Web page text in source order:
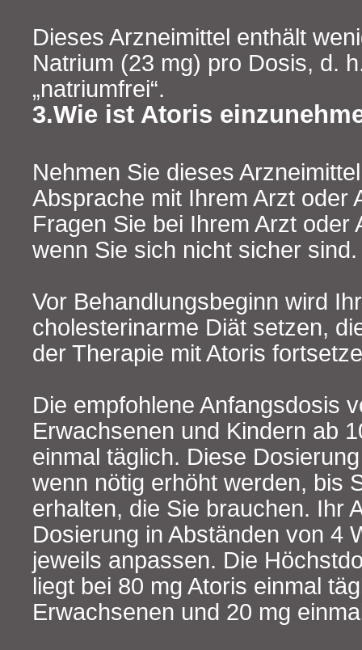
Dieses Arzneimittel enthält
Natrium (23 mg) pro Dosis, d.
„natriumfrei“.
3.Wie ist Atoris
Nehmen Sie dieses
Absprache mit Ihrem Arzt oder
Fragen Sie bei Ihrem Arzt oder
wenn Sie sich nicht sicher sind.
Vor Behandlungsbeginn wird
cholesterinarme Diät setzen,
der Therapie mit Atoris
Die empfohlene Anfangsdosis
Erwachsenen und Kindern ab
einmal täglich. Diese
wenn nötig erhöht werden, bis
erhalten, die Sie brauchen. Ihr
Dosierung in Abständen von 4
jeweils anpassen. Die
liegt bei 80 mg Atoris einmal
Erwachsenen und 20 mg